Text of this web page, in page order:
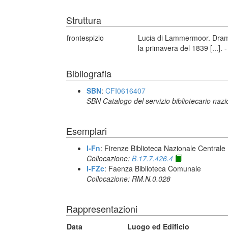
Struttura
frontespizio
Lucia di Lammermoor.
la primavera del 1839 [...].
Bibliografia
SBN: CFI0616407
SBN Catalogo del servizio bibliotecario
Esemplari
I-Fn: Firenze Biblioteca Nazionale Centrale
Collocazione: B.17.7.426.4
I-FZc: Faenza Biblioteca Comunale
Collocazione: RM.N.0.028
Rappresentazioni
Data
Luogo ed Edificio